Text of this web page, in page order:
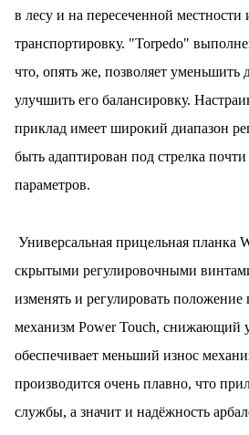
в лесу и на пересеченной местности
транспортировку. "Torpedo"
что, опять же, позволяет уменьшить
улучшить его балансировку.
приклад имеет широкий диапазон
быть адаптирован под стрелка
параметров.
Универсальная прицельная планка
скрытыми регулировочными
изменять и регулировать
механизм Power Touch, снижающий
обеспечивает меньший износ
производится очень плавно, что
службы, а значит и надёжность